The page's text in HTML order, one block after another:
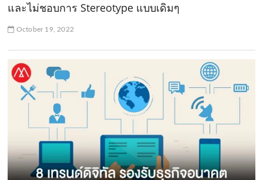
และไม่ชอบการ Stereotype แบบเดิมๆ
October 19, 2022